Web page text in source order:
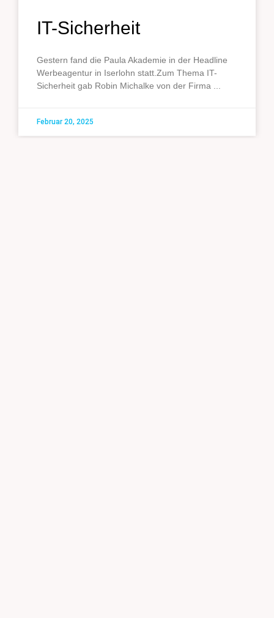
IT-Sicherheit
Gestern fand die Paula Akademie in der Headline
Werbeagentur in Iserlohn statt.Zum Thema IT-
Sicherheit gab Robin Michalke von der Firma
Februar 20, 2025